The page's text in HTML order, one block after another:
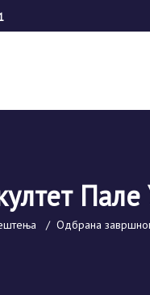
/ Одбрана